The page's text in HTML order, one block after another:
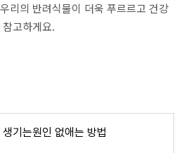
리의 반려식물이 더욱 푸르르고 건강
고하게요.
기는원인 없애는 방법